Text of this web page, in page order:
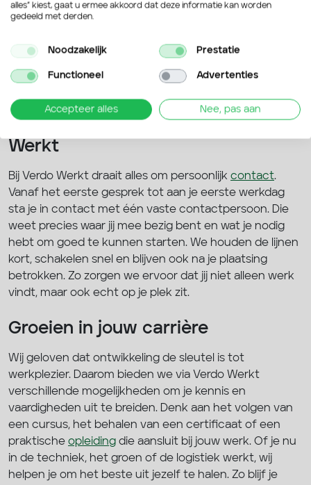
het belangrijk om te weten wat jij zoekt in een baan en
waar je energie van krijgt. Sommige werkgevers zijn op
anderen juist behoefte hebben aan ervaren
vakmensen die meteen aan de slag kunnen. Zo zorgen
Een persoonlijke aanpak bij Verdo
Werkt
Bij Verdo Werkt draait alles om persoonlijk contact.
Vanaf het eerste gesprek tot aan je eerste werkdag
sta je in contact met één vaste contactpersoon. Die
weet precies waar jij mee bezig bent en wat je nodig
hebt om goed te kunnen starten. We houden de lijnen
kort, schakelen snel en blijven ook na je plaatsing
betrokken. Zo zorgen we ervoor dat jij niet alleen werk
vindt, maar ook echt op je plek zit.
Groeien in jouw carrière
Wij geloven dat ontwikkeling de sleutel is tot
werkplezier. Daarom bieden we via Verdo Werkt
verschillende mogelijkheden om je kennis en
vaardigheden uit te breiden. Denk aan het volgen van
een cursus, het behalen van een certificaat of een
praktische opleiding die aansluit bij jouw werk. Of je nu
in de techniek, het groen of de logistiek werkt, wij
helpen je om het beste uit jezelf te halen. Zo blijf je
alles” kiest, gaat u ermee akkoord dat deze informatie kan worden
gedeeld met derden.
Noodzakelijk Prestatie
Functioneel Advertenties
Accepteer alles Nee, pas aan